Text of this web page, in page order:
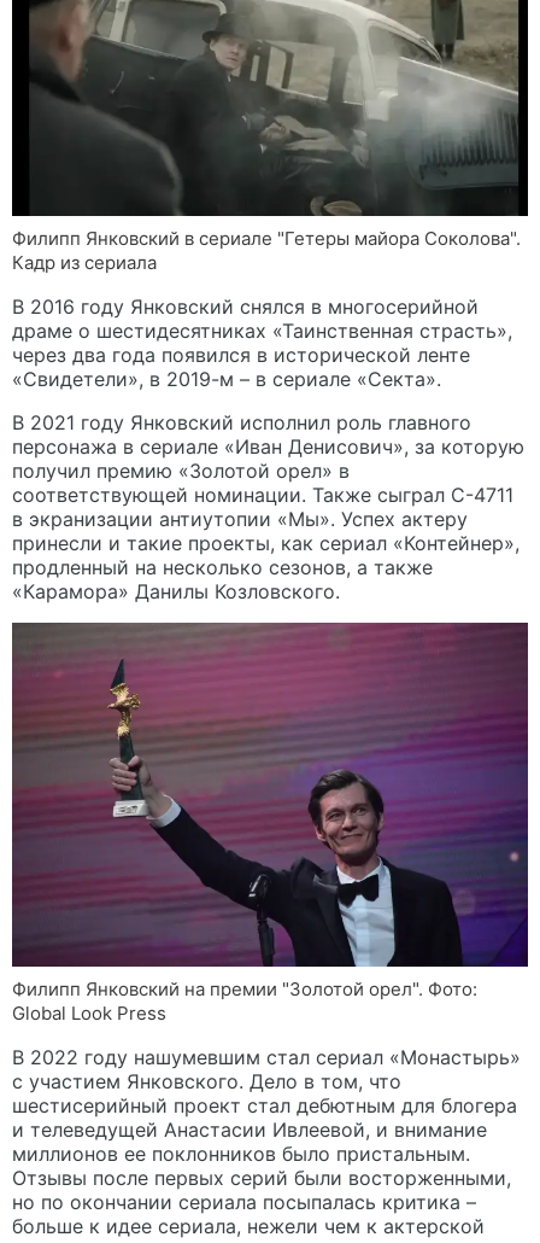
Филипп Янковский в сериале "Гетеры майора Соколова".
Кадр из сериала
В 2016 году Янковский снялся в многосерийной
драме о шестидесятниках «Таинственная страсть»,
через два года появился в исторической ленте
«Свидетели», в 2019-м – в сериале «Секта».
В 2021 году Янковский исполнил роль главного
персонажа в сериале «Иван Денисович», за которую
получил премию «Золотой орел» в
соответствующей номинации. Также сыграл С-4711
в экранизации антиутопии «Мы». Успех актеру
принесли и такие проекты, как сериал «Контейнер»,
продленный на несколько сезонов, а также
«Карамора» Данилы Козловского.
Филипп Янковский на премии "Золотой орел". Фото:
Global Look Press
В 2022 году нашумевшим стал сериал «Монастырь»
с участием Янковского. Дело в том, что
шестисерийный проект стал дебютным для блогера
и телеведущей Анастасии Ивлеевой, и внимание
миллионов ее поклонников было пристальным.
Отзывы после первых серий были восторженными,
но по окончании сериала посыпалась критика –
больше к идее сериала, нежели чем к актерской